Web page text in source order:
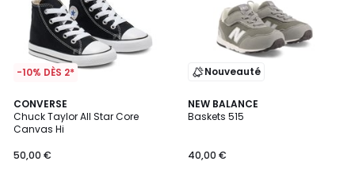
-10% DÈS 2*
CONVERSE
Chuck Taylor All Star Core
Canvas Hi
50,00 €
4,6
/ 5
Nouveauté
NEW BALANCE
Baskets 515
40,00 €